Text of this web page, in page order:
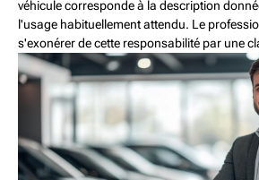
véhicule corresponde à la description
l'usage habituellement attendu. Le
s'exonérer de cette responsabilité par une